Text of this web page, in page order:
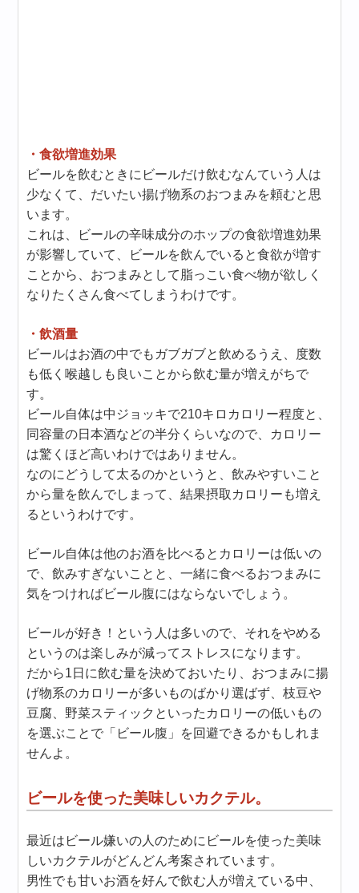
・食欲増進効果
ビールを飲むときにビールだけ飲むなんていう人は
少なくて、だいたい揚げ物系のおつまみを頼むと思
います。
これは、ビールの辛味成分のホップの食欲増進効果
が影響していて、ビールを飲んでいると食欲が増す
ことから、おつまみとして脂っこい食べ物が欲しく
なりたくさん食べてしまうわけです。
・飲酒量
ビールはお酒の中でもガブガブと飲めるうえ、度数
も低く喉越しも良いことから飲む量が増えがちで
す。
ビール自体は中ジョッキで210キロカロリー程度と、
同容量の日本酒などの半分くらいなので、カロリー
は驚くほど高いわけではありません。
なのにどうして太るのかというと、飲みやすいこと
から量を飲んでしまって、結果摂取カロリーも増え
るというわけです。
ビール自体は他のお酒を比べるとカロリーは低いの
で、飲みすぎないことと、一緒に食べるおつまみに
気をつければビール腹にはならないでしょう。
ビールが好き！という人は多いので、それをやめる
というのは楽しみが減ってストレスになります。
だから1日に飲む量を決めておいたり、おつまみに揚
げ物系のカロリーが多いものばかり選ばず、枝豆や
豆腐、野菜スティックといったカロリーの低いもの
を選ぶことで「ビール腹」を回避できるかもしれま
せんよ。
ビールを使った美味しいカクテル。
最近はビール嫌いの人のためにビールを使った美味
しいカクテルがどんどん考案されています。
男性でも甘いお酒を好んで飲む人が増えている中、